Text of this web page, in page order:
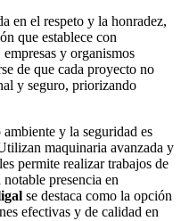
en el respeto y la honradez,
que establece con
y organismos
de que cada proyecto no
y seguro, priorizando
y la seguridad es
maquinaria avanzada y
permite realizar trabajos de
presencia en
se destaca como la opción
efectivas y de calidad en